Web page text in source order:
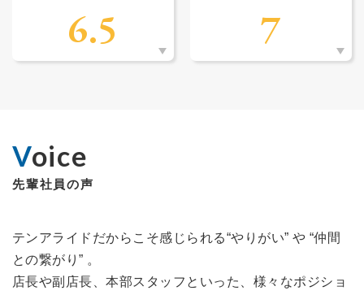
6.5 7
Voice
先輩社員の声
テンアライドだからこそ感じられる“やりがい” や “仲間
との繋がり” 。
店長や副店長、本部スタッフといった、様々なポジショ